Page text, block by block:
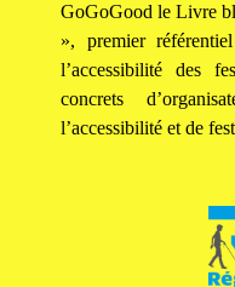
GoGoGood le Livre
», premier
l’accessibilité des
concrets
l’accessibilité et de